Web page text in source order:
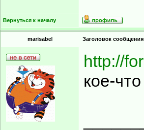
Вернуться к началу
marisabel Заголовок
http://
кое-